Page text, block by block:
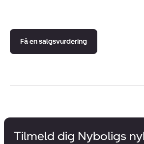
Få en salgsvurdering
Tilmeld dig Nyboligs